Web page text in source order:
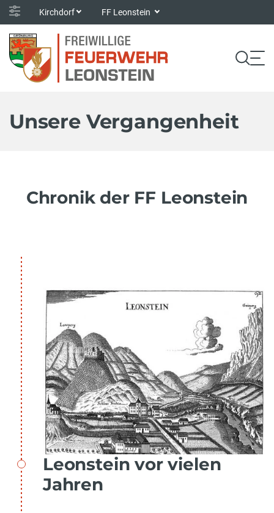
Kirchdorf FF Leonstein
Unsere Vergangenheit
Chronik der FF Leonstein
Leonstein vor vielen
Jahren